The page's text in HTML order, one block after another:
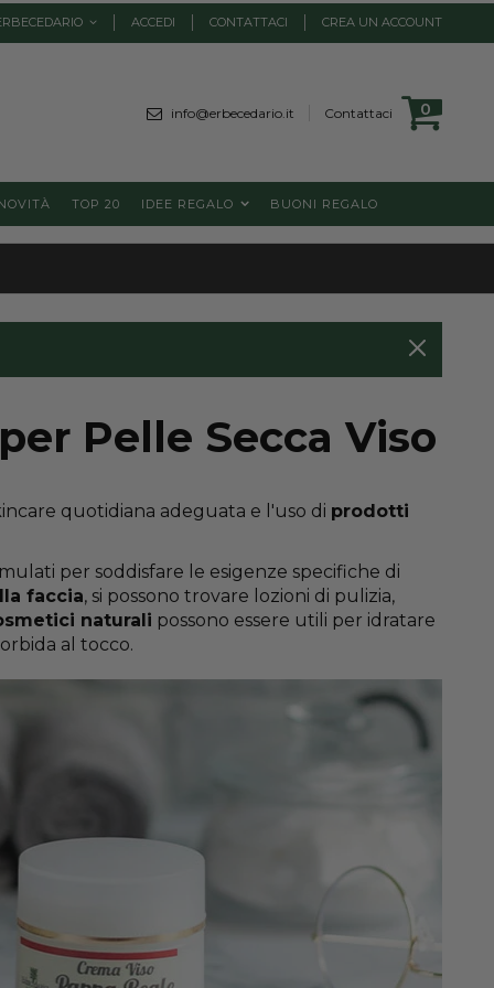
ACCEDI CONTATTACI CREA UN ACCOUNT
Cart
0
info@erbecedario.it Contattaci
TOP 20 IDEE REGALO BUONI REGALO
Pelle Secca Viso
quotidiana adeguata e l'uso di prodotti
per soddisfare le esigenze specifiche di
faccia, si possono trovare lozioni di pulizia,
naturali possono essere utili per idratare
al tocco.